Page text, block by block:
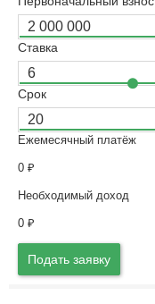
Ставка
Срок
Ежемесячный платёж
0 ₽
Необходимый доход
0 ₽
Подать заявку